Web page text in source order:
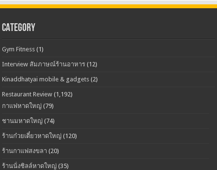
CATEGORY
Gym Fitness (1)
Interview สัมภาษณ์ร้านอาหาร (12)
Kinaddhatyai mobile & gadgets (2)
Restaurant Review (1,192)
กาแฟหาดใหญ่ (79)
ชานมหาดใหญ่ (74)
ร้านก๋วยเตี๋ยวหาดใหญ่ (120)
ร้านกาแฟสงขลา (20)
ร้านนั่งชิลล์หาดใหญ่ (35)